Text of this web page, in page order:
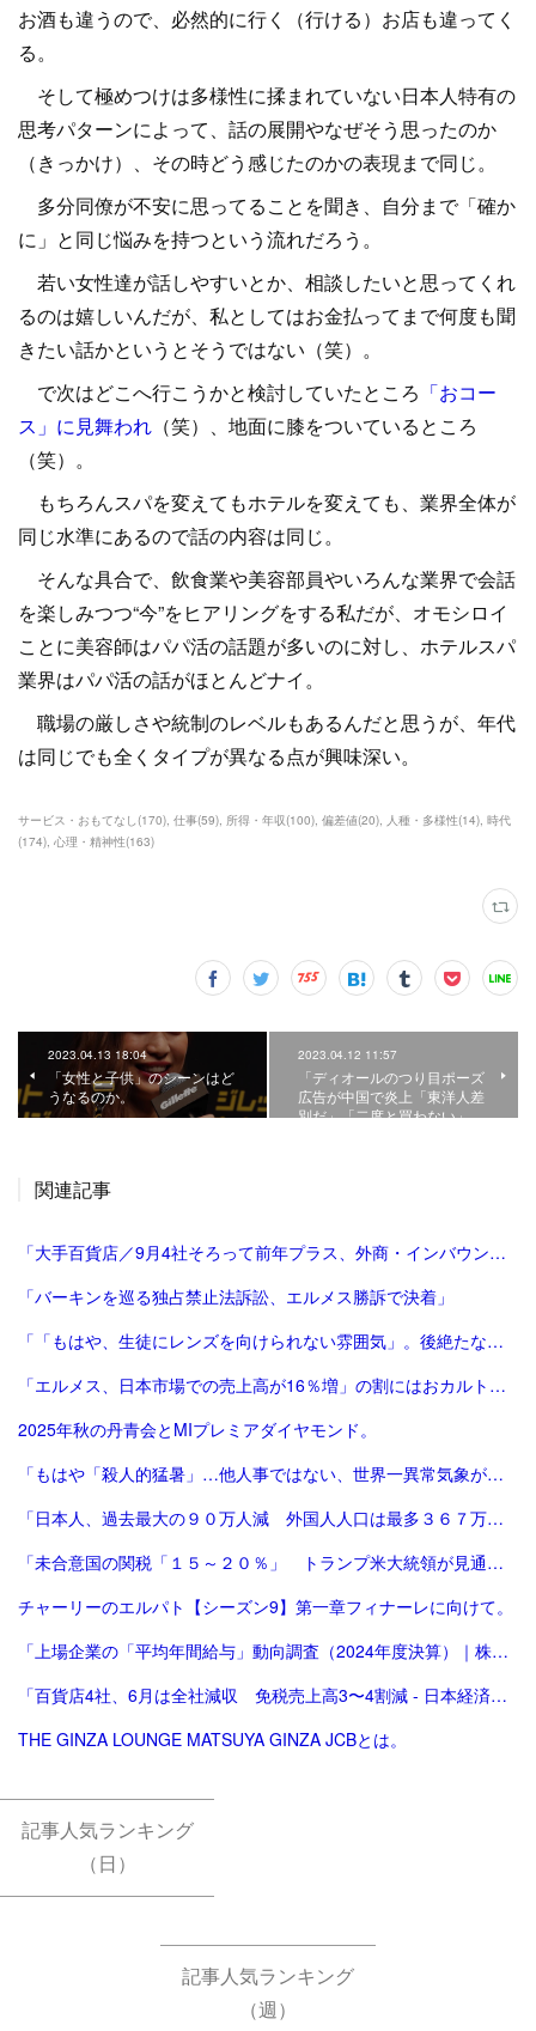
お酒も違うので、必然的に行く（行ける）お店も違ってく
る。
そして極めつけは多様性に揉まれていない日本人特有の
思考パターンによって、話の展開やなぜそう思ったのか
（きっかけ）、その時どう感じたのかの表現まで同じ。
多分同僚が不安に思ってることを聞き、自分まで「確か
に」と同じ悩みを持つという流れだろう。
若い女性達が話しやすいとか、相談したいと思ってくれ
るのは嬉しいんだが、私としてはお金払ってまで何度も聞
きたい話かというとそうではない（笑）。
で次はどこへ行こうかと検討していたところ 「おコー
ス」に見舞われ （笑）、地面に膝をついているところ
（笑）。
もちろんスパを変えてもホテルを変えても、業界全体が
同じ水準にあるので話の内容は同じ。
そんな具合で、飲食業や美容部員やいろんな業界で会話
を楽しみつつ“今”をヒアリングをする私だが、オモシロイ
ことに美容師はパパ活の話題が多いのに対し、ホテルスパ
業界はパパ活の話がほとんどナイ。
職場の厳しさや統制のレベルもあるんだと思うが、年代
は同じでも全くタイプが異なる点が興味深い。
サービス・おもてなし(170) 仕事(59) 所得・年収(100) 偏差値(20) 人種・多様性(14) 時代
(174) 心理・精神性(163)
2023.04.13 18:04
「女性と子供」のシーンはど
うなるのか。
2023.04.12 11:57
「ディオールのつり目ポーズ
広告が中国で炎上「東洋人差
別だ」「二度と買わない」…
関連記事
「大手百貨店／9月4社そろって前年プラス、外商・インバウンド好調 | 流通ニュース」
「バーキンを巡る独占禁止法訴訟、エルメス勝訴で決着」
「「もはや、生徒にレンズを向けられない雰囲気」。後絶たない教員による盗撮、現場に波紋――運動会や修学旅行控え、先生が萎縮するワケ | 鹿児島のニュース | 南日本新聞デジタル」
「エルメス、日本市場での売上高が16％増」の割にはおカルト系（笑）は減った気がする。
2025年秋の丹青会とMIプレミアダイヤモンド。
「もはや「殺人的猛暑」…他人事ではない、世界一異常気象が発生する国とは？ | ニュースな本 | ダイヤモンド・オンライン」
「日本人、過去最大の９０万人減 外国人人口は最多３６７万人―総務省：時事ドットコム」
「未合意国の関税「１５～２０％」 トランプ米大統領が見通し：時事ドットコム」
チャーリーのエルパト【シーズン9】第一章フィナーレに向けて。
「上場企業の「平均年間給与」動向調査（2024年度決算）｜株式会社 帝国データバンク[TDB]」
「百貨店4社、6月は全社減収 免税売上高3〜4割減 - 日本経済新聞」
THE GINZA LOUNGE MATSUYA GINZA JCBとは。
記事人気ランキング
（日）
記事人気ランキング
（週）